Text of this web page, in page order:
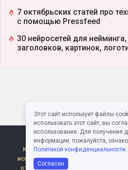
7 октябрьских статей про
с помощью Pressfeed
30 нейросетей для
заголовков, картинок,
© Журнал Pressfeed.
Карта сайта
Контакты Правила
использования материалов
отношении обработки
Этот сайт использует файлы
использовать этот сайт, вы
использование. Для получения
информации, пожалуйста,
Политикой конфиденциальности.
Согласен